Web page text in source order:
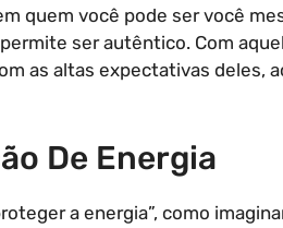
quem você pode ser você
ser autêntico. Com
as altas expectativas deles,
De Energia
a energia”, como